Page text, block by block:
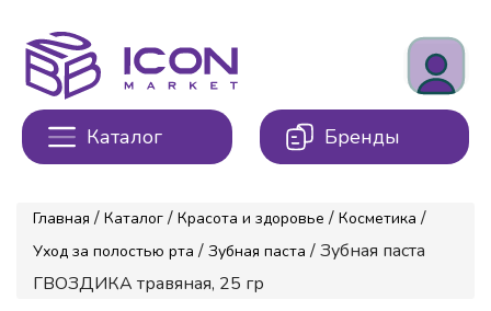
Каталог Бренды
Главная / Каталог / Красота и здоровье / Косметика /
Уход за полостью рта / Зубная паста / Зубная паста
ГВОЗДИКА травяная, 25 гр